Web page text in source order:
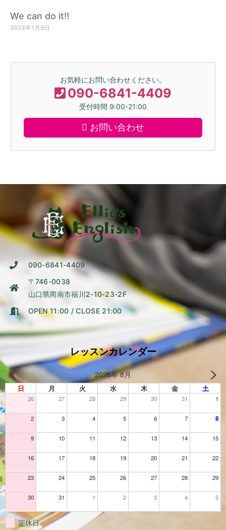
We can do it!!
2023年1月8日
お気軽にお問い合わせください。
090-6841-4409
受付時間 9:00-21:00
お問い合わせ
090-6841-4409
〒746-0038
山口県周南市福川2-10-23-2F
OPEN 11:00 / CLOSE 21:00
レッスンカレンダー
2026年 8月
日 月 火 水 木 金 土
26 27 28 29 30 31 1
2 3 4 5 6 7 8
9 10 11 12 13 14 15
16 17 18 19 20 21 22
23 24 25 26 27 28 29
30 31 1 2 3 4 5
定休日